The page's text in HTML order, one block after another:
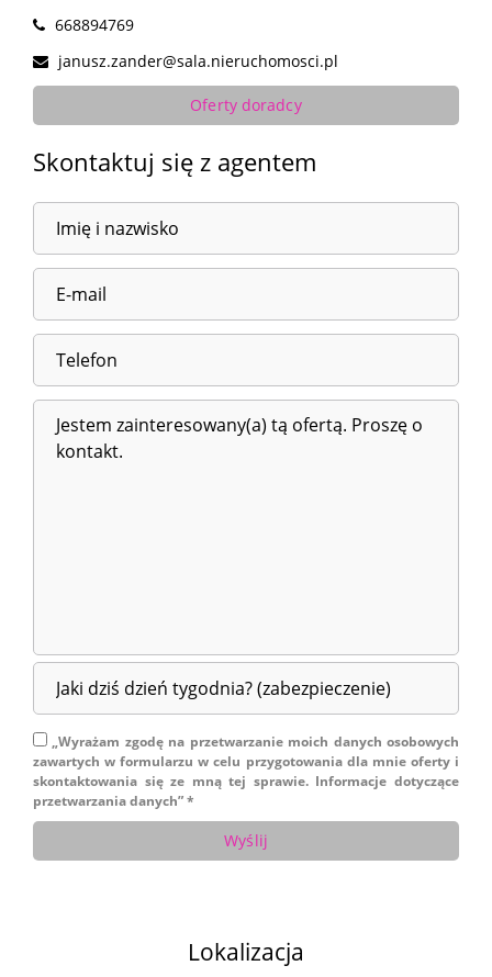
668894769
janusz.zander@sala.nieruchomosci.pl
Oferty doradcy
Skontaktuj się z agentem
„Wyrażam zgodę na przetwarzanie moich danych osobowych
zawartych w formularzu w celu przygotowania dla mnie oferty i
skontaktowania się ze mną tej sprawie. Informacje dotyczące
przetwarzania danych” *
Lokalizacja